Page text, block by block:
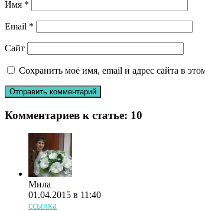
Имя *
Email *
Сайт
Сохранить моё имя, email и адрес сайта в
Комментариев к статье: 10
Мила
01.04.2015 в 11:40
ссылка